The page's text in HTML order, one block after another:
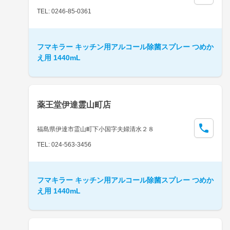
TEL: 0246-85-0361
フマキラー キッチン用アルコール除菌スプレー つめか
え用 1440mL
薬王堂伊達霊山町店
福島県伊達市霊山町下小国字夫婦清水２８
TEL: 024-563-3456
フマキラー キッチン用アルコール除菌スプレー つめか
え用 1440mL